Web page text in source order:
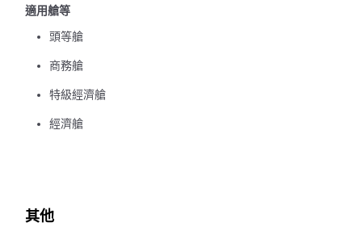
適用艙等
頭等艙
商務艙
特級經濟艙
經濟艙
其他